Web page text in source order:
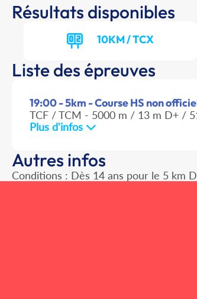
Résultats disponibles
10KM / TCX
Liste des épreuves
19:00 - 5km - Course HS non
TCF / TCM - 5000 m / 13 m D+ /
Plus d'infos
Autres infos
Conditions : Dès 14 ans pour le 5 km